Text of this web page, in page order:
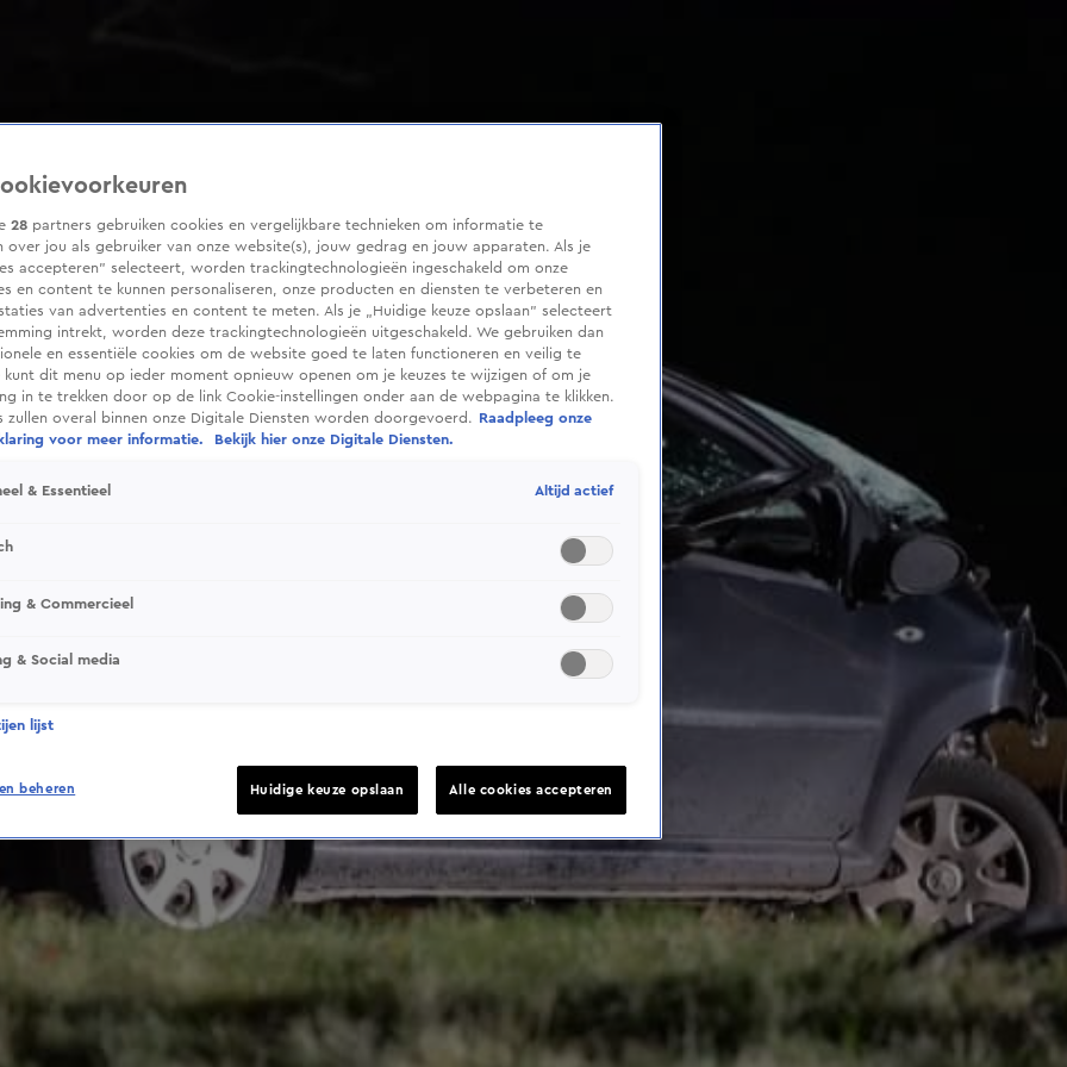
28 partners gebruiken cookies en vergelijkbare technieken om informatie te
over jou als gebruiker van onze website(s), jouw gedrag en jouw apparaten. Als je
accepteren” selecteert, worden trackingtechnologieën ingeschakeld om onze
en content te kunnen personaliseren, onze producten en diensten te verbeteren en
van advertenties en content te meten. Als je „Huidige keuze opslaan” selecteert
intrekt, worden deze trackingtechnologieën uitgeschakeld. We gebruiken dan
en essentiële cookies om de website goed te laten functioneren en veilig te
kunt dit menu op ieder moment opnieuw openen om je keuzes te wijzigen of om je
in te trekken door op de link Cookie-instellingen onder aan de webpagina te klikken.
zullen overal binnen onze Digitale Diensten worden doorgevoerd.
Raadpleeg onze
voor meer informatie.
Bekijk hier onze Digitale Diensten.
& Essentieel Altijd actief
& Commercieel
& Social media
lijst
beheren Huidige keuze opslaan Alle cookies accepteren